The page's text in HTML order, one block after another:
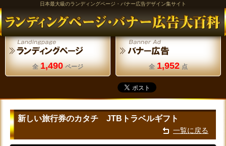
日本最大級のランディングページ・バナー広告デザイン集サイト
全 1,490 ページ 全 1,952 点
新しい旅行券のカタチ JTBトラベルギフト
一覧に戻る